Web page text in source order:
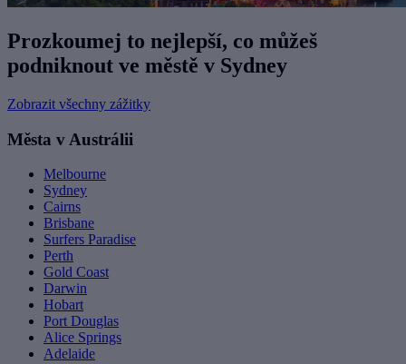
Prozkoumej to nejlepší, co můžeš
podniknout ve městě v Sydney
Zobrazit všechny zážitky
Města v Austrálii
Melbourne
Sydney
Cairns
Brisbane
Surfers Paradise
Perth
Gold Coast
Darwin
Hobart
Port Douglas
Alice Springs
Adelaide